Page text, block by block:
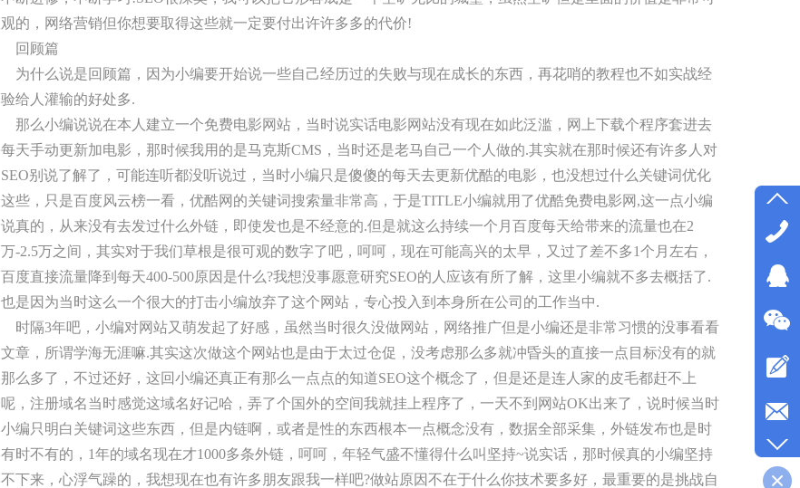
观的，网络营销但你想要取得这些就一定要付出许许多多的代价!
回顾篇
为什么说是回顾篇，因为小编要开始说一些自己经历过的失败与现在成长的东西，再花哨的教程也不如实战经
验给人灌输的好处多.
那么小编说说在本人建立一个免费电影网站，当时说实话电影网站没有现在如此泛滥，网上下载个程序套进去
每天手动更新加电影，那时候我用的是马克斯CMS，当时还是老马自己一个人做的.其实就在那时候还有许多人对
SEO别说了解了，可能连听都没听说过，当时小编只是傻傻的每天去更新优酷的电影，也没想过什么关键词优化
这些，只是百度风云榜一看，优酷网的关键词搜索量非常高，于是TITLE小编就用了优酷免费电影网,这一点小编
说真的，从来没有去发过什么外链，即使发也是不经意的.但是就这么持续一个月百度每天给带来的流量也在2
万-2.5万之间，其实对于我们草根是很可观的数字了吧，呵呵，现在可能高兴的太早，又过了差不多1个月左右，
百度直接流量降到每天400-500原因是什么?我想没事愿意研究SEO的人应该有所了解，这里小编就不多去概括了.
也是因为当时这么一个很大的打击小编放弃了这个网站，专心投入到本身所在公司的工作当中.
时隔3年吧，小编对网站又萌发起了好感，虽然当时很久没做网站，网络推广但是小编还是非常习惯的没事看看
文章，所谓学海无涯嘛.其实这次做这个网站也是由于太过仓促，没考虑那么多就冲昏头的直接一点目标没有的就
那么多了，不过还好，这回小编还真正有那么一点点的知道SEO这个概念了，但是还是连人家的皮毛都赶不上
呢，注册域名当时感觉这域名好记哈，弄了个国外的空间我就挂上程序了，一天不到网站OK出来了，说时候当时
小编只明白关键词这些东西，但是内链啊，或者是性的东西根本一点概念没有，数据全部采集，外链发布也是时
有时不有的，1年的域名现在才1000多条外链，呵呵，年轻气盛不懂得什么叫坚持~说实话，那时候真的小编坚持
不下来，心浮气躁的，我想现在也有许多朋友跟我一样吧?做站原因不在于什么你技术要多好，最重要的是挑战自